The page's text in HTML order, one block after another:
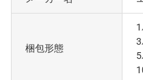
梱包形態
3